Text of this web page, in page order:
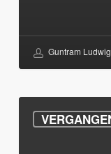
Guntram Ludwig
Studenten-